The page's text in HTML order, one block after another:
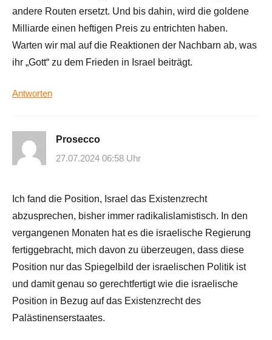
andere Routen ersetzt. Und bis dahin, wird die goldene
Milliarde einen heftigen Preis zu entrichten haben.
Warten wir mal auf die Reaktionen der Nachbarn ab, was
ihr „Gott“ zu dem Frieden in Israel beiträgt.
Antworten
Prosecco
27.07.2024 06:58 Uhr
Ich fand die Position, Israel das Existenzrecht
abzusprechen, bisher immer radikalislamistisch. In den
vergangenen Monaten hat es die israelische Regierung
fertiggebracht, mich davon zu überzeugen, dass diese
Position nur das Spiegelbild der israelischen Politik ist
und damit genau so gerechtfertigt wie die israelische
Position in Bezug auf das Existenzrecht des
Palästinenserstaates.